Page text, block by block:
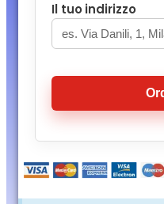
Il tuo indirizzo